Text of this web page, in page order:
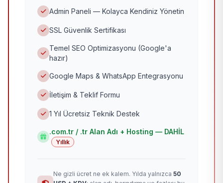
Admin Paneli — Kolayca Kendiniz Yönetin
SSL Güvenlik Sertifikası
Temel SEO Optimizasyonu (Google'a
hazır)
Google Maps & WhatsApp Entegrasyonu
İletişim & Teklif Formu
1 Yıl Ücretsiz Teknik Destek
.com.tr / .tr Alan Adı + Hosting — DAHİL
Yıllık
Ne gizli ücret ne ek kalem. Yılda yalnızca 50